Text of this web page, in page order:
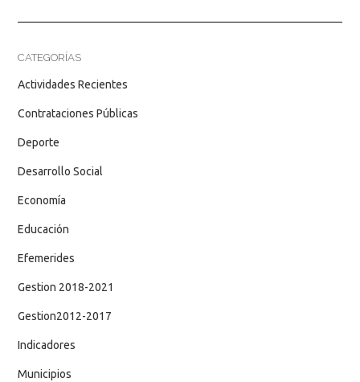
CATEGORÍAS
Actividades Recientes
Contrataciones Públicas
Deporte
Desarrollo Social
Economía
Educación
Efemerides
Gestion 2018-2021
Gestion2012-2017
Indicadores
Municipios